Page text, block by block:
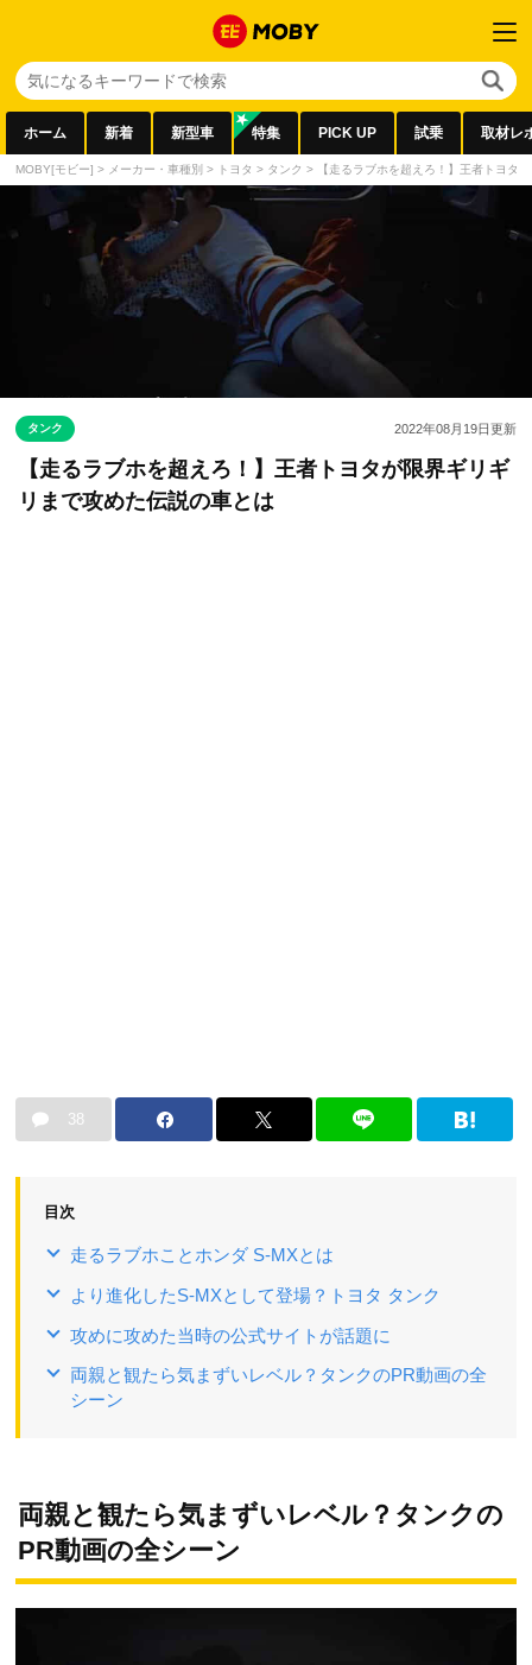
ホーム 新着 新型車 特集 PICK UP 試乗 取材レ
MOBY[モビー] > メーカー・車種別 > トヨタ > タンク > 【走るラブホを超えろ！】王者トヨタ
タンク 2022年08月19日更新
【走るラブホを超えろ！】王者トヨタが限界ギリギ
リまで攻めた伝説の車とは
38
目次
走るラブホことホンダ S-MXとは
より進化したS-MXとして登場？トヨタ タンク
攻めに攻めた当時の公式サイトが話題に
両親と観たら気まずいレベル？タンクのPR動画の全
シーン
両親と観たら気まずいレベル？タンクの
PR動画の全シーン